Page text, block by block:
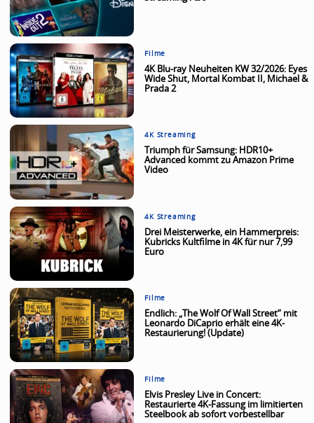
Filme
4K Blu-ray Neuheiten KW 32/2026: Eyes
Wide Shut, Mortal Kombat II, Michael &
Prada 2
4K Streaming
Triumph für Samsung: HDR10+
Advanced kommt zu Amazon Prime
Video
4K Streaming
Drei Meisterwerke, ein Hammerpreis:
Kubricks Kultfilme in 4K für nur 7,99
Euro
Filme
Endlich: „The Wolf Of Wall Street“ mit
Leonardo DiCaprio erhält eine 4K-
Restaurierung! (Update)
Filme
Elvis Presley Live in Concert:
Restaurierte 4K-Fassung im limitierten
Steelbook ab sofort vorbestellbar